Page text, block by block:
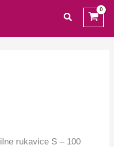
traži
rukavice S – 100